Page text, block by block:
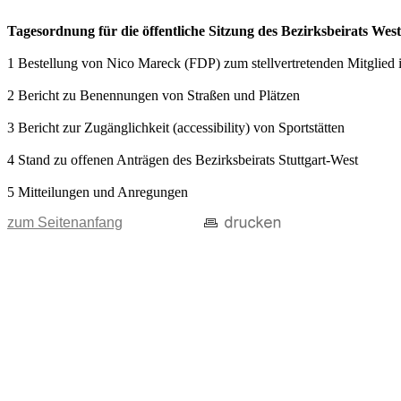
Tagesordnung für die öffentliche Sitzung des Bezirksbeirats
1 Bestellung von Nico Mareck (FDP) zum stellvertretenden Mitglied
2 Bericht zu Benennungen von Straßen und Plätzen
3 Bericht zur Zugänglichkeit (accessibility) von Sportstätten
4 Stand zu offenen Anträgen des Bezirksbeirats Stuttgart-West
5 Mitteilungen und Anregungen
zum Seitenanfang